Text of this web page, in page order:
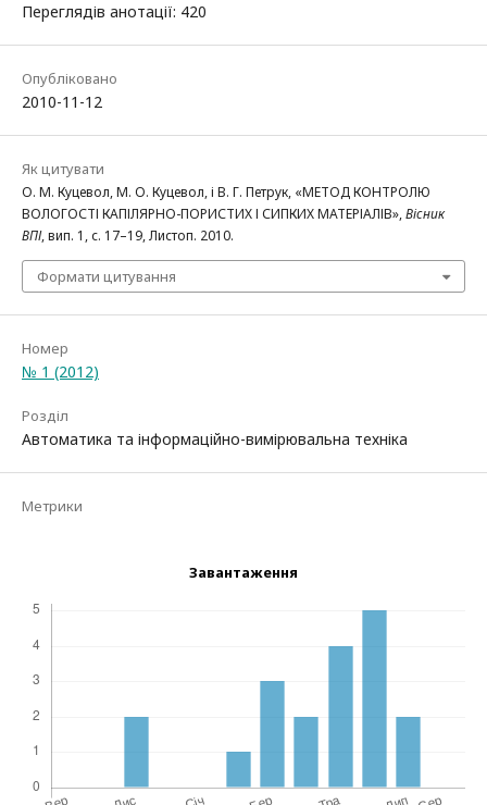
Переглядів анотації: 420
Опубліковано
2010-11-12
Як цитувати
О. М. Куцевол, М. О. Куцевол, і В. Г. Петрук, «МЕТОД КОНТРОЛЮ
ВОЛОГОСТІ КАПІЛЯРНО-ПОРИСТИХ І СИПКИХ МАТЕРІАЛІВ»,Вісник
ВПІ, вип. 1, с. 17–19, Листоп. 2010.
Формати цитування
Номер
№ 1 (2012)
Розділ
Автоматика та інформаційно-вимірювальна техніка
Метрики
Завантаження